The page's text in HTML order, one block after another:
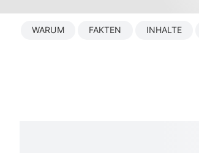
WARUM FAKTEN INHALTE